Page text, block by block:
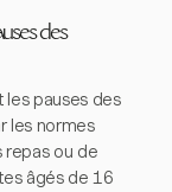
des
les pauses des
les normes
repas ou de
âgés de 16